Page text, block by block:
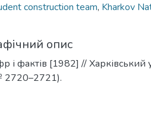
construction team, Kharkov
опис
фактів [1982] // Харківський
2720–2721).